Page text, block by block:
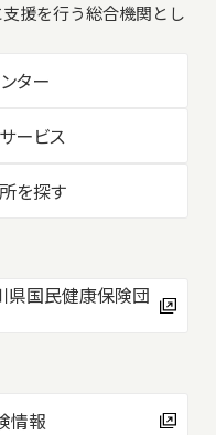
援を行う総合機関とし
ター
ービス
を探す
県国民健康保険団
情報